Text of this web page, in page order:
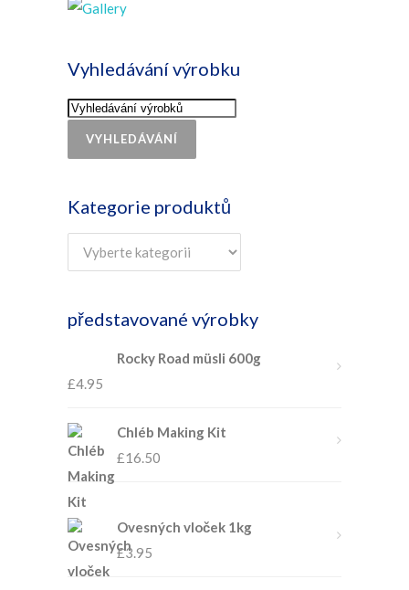
Vyhledávání výrobku
VYHLEDÁVÁNÍ
Kategorie produktů
představované výrobky
Rocky Road müsli 600g
£4.95
Chléb Making Kit
£16.50
Ovesných vloček 1kg
£3.95